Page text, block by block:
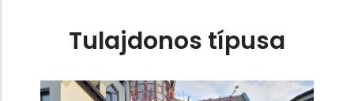
Tulajdonos típusa